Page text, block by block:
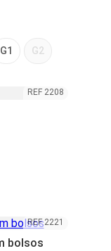
G1 G2
REF 2208
REF 2221
bolsos